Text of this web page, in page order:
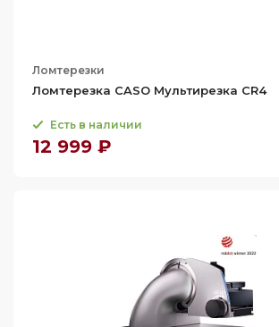
Ломтерезки
Ломтерезка CASO Мультирезка CR4
Есть в наличии
12 999 ₽